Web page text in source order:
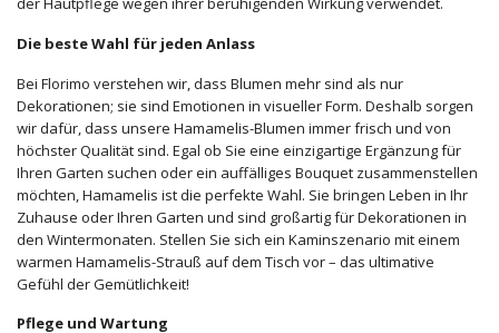
Die beste Wahl für jeden Anlass
Bei Florimo verstehen wir, dass Blumen mehr sind als nur
Dekorationen; sie sind Emotionen in visueller Form. Deshalb sorgen
wir dafür, dass unsere Hamamelis-Blumen immer frisch und von
höchster Qualität sind. Egal ob Sie eine einzigartige Ergänzung für
Ihren Garten suchen oder ein auffälliges Bouquet zusammenstellen
möchten, Hamamelis ist die perfekte Wahl. Sie bringen Leben in Ihr
Zuhause oder Ihren Garten und sind großartig für Dekorationen in
den Wintermonaten. Stellen Sie sich ein Kaminszenario mit einem
warmen Hamamelis-Strauß auf dem Tisch vor – das ultimative
Gefühl der Gemütlichkeit!
Pflege und Wartung